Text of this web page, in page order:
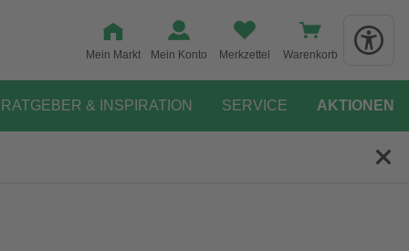
Mein Markt Mein Konto Merkzettel Warenkorb
RATGEBER & INSPIRATION SERVICE AKTIONEN